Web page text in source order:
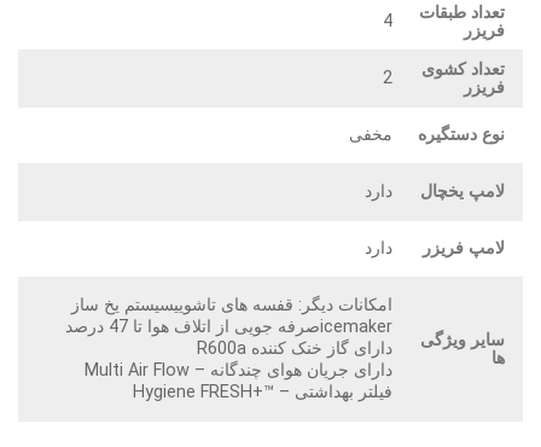
تعداد طبقات
فریزر
4
تعداد کشوی
فریزر
2
نوع دستگیره مخفی
لامپ یخچال دارد
لامپ فریزر دارد
سایر ویژگی
ها
امکانات دیگر: قفسه های تاشوییسیستم یخ ساز
icemakerصرفه جویی از اتلاف هوا تا 47 درصد
دارای گاز خنک کننده R600a
دارای جریان هوای چندگانه – Multi Air Flow
فیلتر بهداشتی – ™+Hygiene FRESH